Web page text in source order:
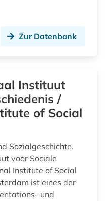
steuerwissenschaften (1)
Zur Datenbank
Instituut
/
of Social
Sozialgeschichte.
voor Sociale
Institute of Social
ist eines der
und